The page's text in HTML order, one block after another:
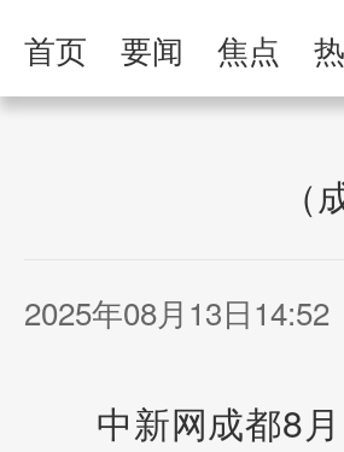
首页 要闻 焦点
2025年08月13日14:52
中新网成都8